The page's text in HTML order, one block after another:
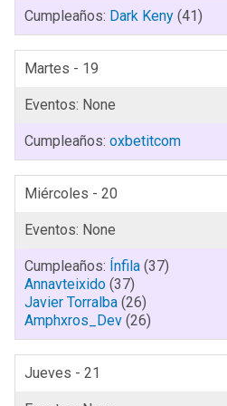
Dark Keny (41)
Martes - 19
oxbetitcom
Miércoles - 20
Ínfila (37)
Annavteixido (37)
Javier Torralba (26)
Amphxros_Dev (26)
Jueves - 21